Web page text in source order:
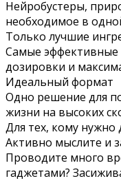
Нейробустеры,
необходимое в
Только лучшие
Самые
дозировки и
Идеальный формат
Одно решение для
жизни на высоких
Для тех, кому нужно
Активно мыслите и
Проводите много
гаджетами?